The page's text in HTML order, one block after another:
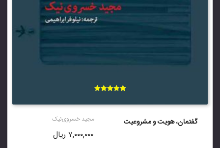
گفتمان، هویت و مشروعیت مجید خسروی‌نیک
۷,۰۰۰,۰۰۰ ریال